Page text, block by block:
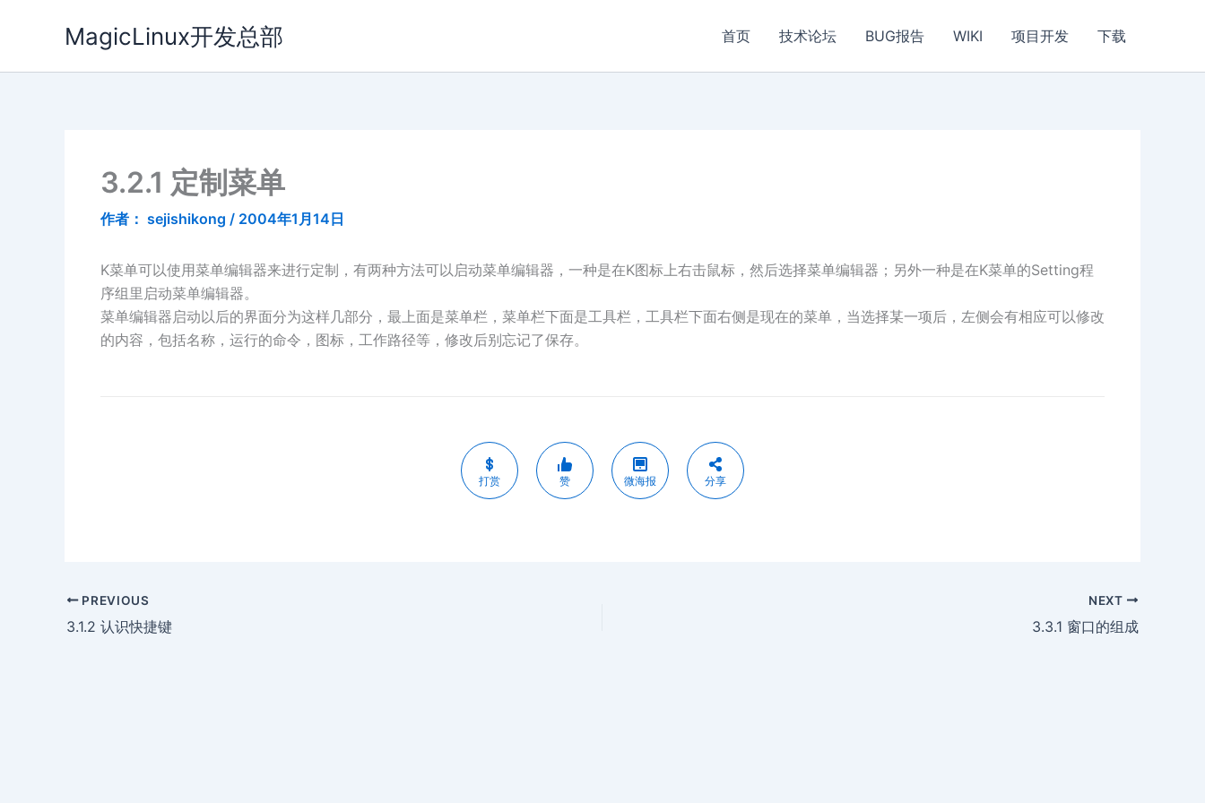
MagicLinux开发总部 首页 技术论坛 BUG报告 WIKI 项目开发 下载
3.2.1 定制菜单
作者： sejishikong / 2004年1月14日
K菜单可以使用菜单编辑器来进行定制，有两种方法可以启动菜单编辑器，一种是在K图标上右击鼠标，然后选择菜单编辑器；另外一种是在K菜单的Setting程
序组里启动菜单编辑器。
菜单编辑器启动以后的界面分为这样几部分，最上面是菜单栏，菜单栏下面是工具栏，工具栏下面右侧是现在的菜单，当选择某一项后，左侧会有相应可以修改
的内容，包括名称，运行的命令，图标，工作路径等，修改后别忘记了保存。
打赏 赞 微海报 分享
PREVIOUS
3.1.2 认识快捷键
NEXT
3.3.1 窗口的组成